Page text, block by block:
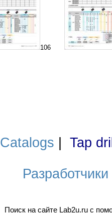
106
Catalogs Tap
Поиск на сайте Lab2u.ru с